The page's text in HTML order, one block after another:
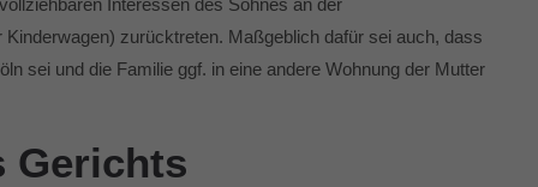
Interessen des Sohnes an der
zurücktreten. Maßgeblich dafür sei auch, dass
sei und die Familie ggf. in eine andere Wohnung der Mutter
Gerichts